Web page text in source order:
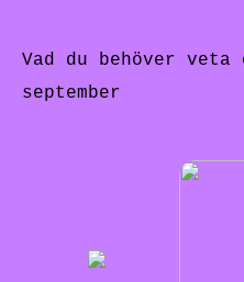
Vad du behöver
september